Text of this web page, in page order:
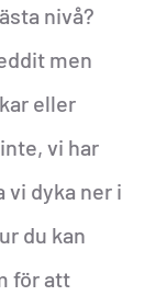
nivå?
men
eller
vi har
vi dyka ner i
du kan
för att